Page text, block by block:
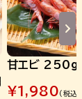
甘エビ 250g
¥1,980 (税込)